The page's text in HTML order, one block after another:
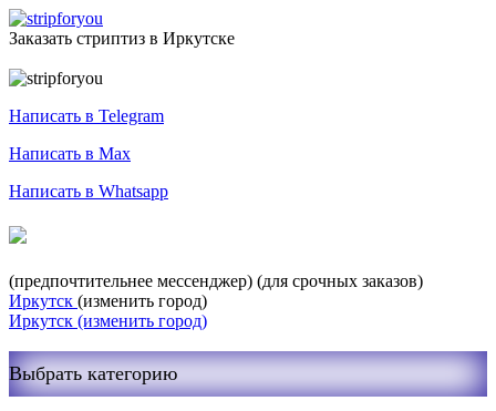
Заказать стриптиз в Иркутске
Написать в Telegram
Написать в Max
Написать в Whatsapp
(предпочтительнее мессенджер) (для срочных заказов)
Иркутск (изменить город)
Иркутск (изменить город)
Выбрать категорию